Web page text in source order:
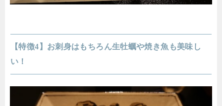
【特徴4】お刺身はもちろん生牡蠣や焼き魚も美味し
い！